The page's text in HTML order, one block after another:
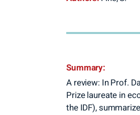
Summary:
A review: In Prof.
Prize laureate in
the IDF),